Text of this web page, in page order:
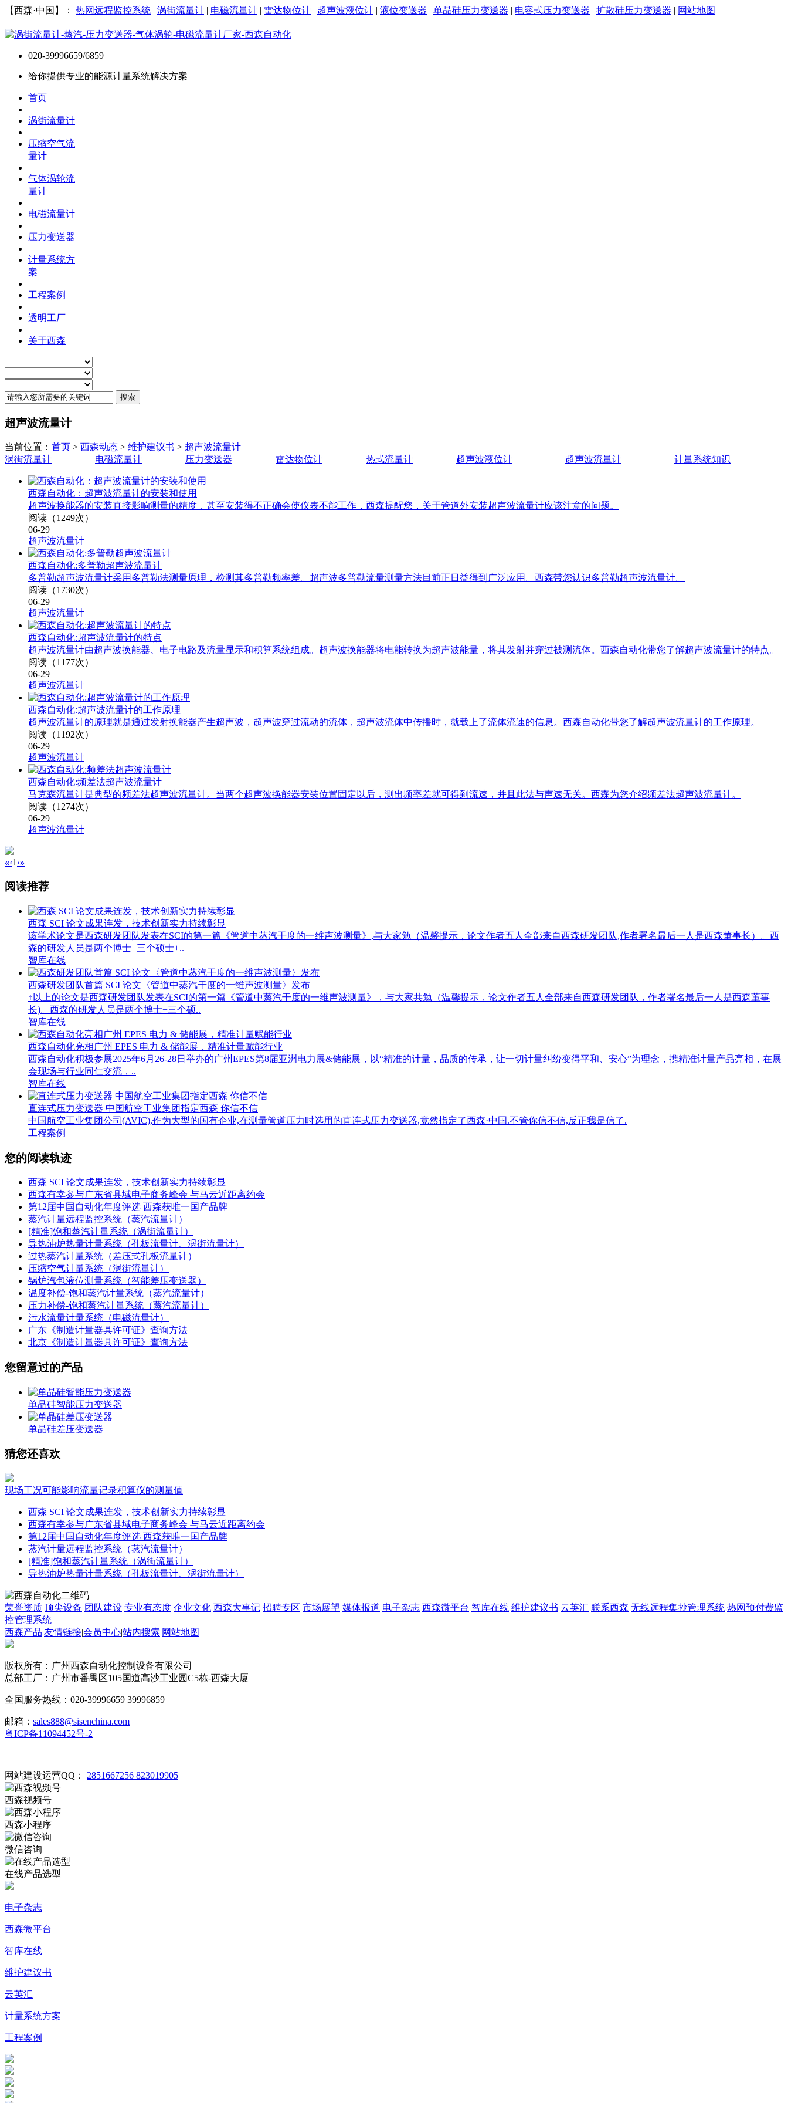
【西森·中国】： 热网远程监控系统 | 涡街流量计 | 电磁流量计 | 雷达物位计 | 超声波液位计 | 液位变送器 | 单晶硅压力变送器 | 电容式压力变送器 | 扩散硅压力变送器 | 网站地图
020-39996659/6859
给你提供专业的能源计量系统解决方案
首页
涡街流量计
压缩空气流
量计
气体涡轮流
量计
电磁流量计
压力变送器
计量系统方
案
工程案例
透明工厂
关于西森
超声波流量计
当前位置： 首页 > 西森动态 > 维护建议书 > 超声波流量计
涡街流量计
电磁流量计 压力变送器 雷达物位计 热式流量计 超声波液位计 超声波流量计 计量系统知识
西森自动化：超声波流量计的安装和使用
超声波换能器的安装直接影响测量的精度，甚至安装得不正确会使仪表不能工作，西森提醒您，关于管道外安装超声波流量计应该注意的问题。
阅读（1249次）
06-29
超声波流量计
西森自动化:多普勒超声波流量计
多普勒超声波流量计采用多普勒法测量原理，检测其多普勒频率差。超声波多普勒流量测量方法目前正日益得到广泛应用。西森带您认识多普勒超声波流量计。
阅读（1730次）
06-29
超声波流量计
西森自动化:超声波流量计的特点
超声波流量计由超声波换能器、电子电路及流量显示和积算系统组成。超声波换能器将电能转换为超声波能量，将其发射并穿过被测流体。西森自动化带您了解超声波流量计的特点。
阅读（1177次）
06-29
超声波流量计
西森自动化:超声波流量计的工作原理
超声波流量计的原理就是通过发射换能器产生超声波，超声波穿过流动的流体，超声波流体中传播时，就载上了流体流速的信息。西森自动化带您了解超声波流量计的工作原理。
阅读（1192次）
06-29
超声波流量计
西森自动化:频差法超声波流量计
马克森流量计是典型的频差法超声波流量计。当两个超声波换能器安装位置固定以后，测出频率差就可得到流速，并且此法与声速无关。西森为您介绍频差法超声波流量计。
阅读（1274次）
06-29
超声波流量计
«‹1›»
阅读推荐
西森 SCI 论文成果连发，技术创新实力持续彰显
该学术论文是西森研发团队发表在SCI的第一篇《管道中蒸汽干度的一维声波测量》,与大家勉（温馨提示，论文作者五人全部来自西森研发团队,作者署名最后一人是西森董事长）。西
森的研发人员是两个博士+三个硕士+..
智库在线
西森研发团队首篇 SCI 论文〈管道中蒸汽干度的一维声波测量〉发布
↑以上的论文是西森研发团队发表在SCI的第一篇《管道中蒸汽干度的一维声波测量》，与大家共勉（温馨提示，论文作者五人全部来自西森研发团队，作者署名最后一人是西森董事
长)。西森的研发人员是两个博士+三个硕..
智库在线
西森自动化亮相广州 EPES 电力 & 储能展，精准计量赋能行业
西森自动化积极参展2025年6月26-28日举办的广州EPES第8届亚洲电力展&储能展，以“精准的计量，品质的传承，让一切计量纠纷变得平和、安心”为理念，携精准计量产品亮相，在展
会现场与行业同仁交流，..
智库在线
直连式压力变送器 中国航空工业集团指定西森 你信不信
中国航空工业集团公司(AVIC),作为大型的国有企业,在测量管道压力时选用的直连式压力变送器,竟然指定了西森·中国.不管你信不信,反正我是信了.
工程案例
您的阅读轨迹
西森 SCI 论文成果连发，技术创新实力持续彰显
西森有幸参与广东省县域电子商务峰会 与马云近距离约会
第12届中国自动化年度评选 西森获唯一国产品牌
蒸汽计量远程监控系统（蒸汽流量计）
[精准]饱和蒸汽计量系统（涡街流量计）
导热油炉热量计量系统（孔板流量计、涡街流量计）
过热蒸汽计量系统（差压式孔板流量计）
压缩空气计量系统（涡街流量计）
锅炉汽包液位测量系统（智能差压变送器）
温度补偿-饱和蒸汽计量系统（蒸汽流量计）
压力补偿-饱和蒸汽计量系统（蒸汽流量计）
污水流量计量系统（电磁流量计）
广东《制造计量器具许可证》查询方法
北京《制造计量器具许可证》查询方法
您留意过的产品
单晶硅智能压力变送器
单晶硅差压变送器
猜您还喜欢
现场工况可能影响流量记录积算仪的测量值
西森 SCI 论文成果连发，技术创新实力持续彰显
西森有幸参与广东省县域电子商务峰会 与马云近距离约会
第12届中国自动化年度评选 西森获唯一国产品牌
蒸汽计量远程监控系统（蒸汽流量计）
[精准]饱和蒸汽计量系统（涡街流量计）
导热油炉热量计量系统（孔板流量计、涡街流量计）
荣誉资质 顶尖设备 团队建设 专业有态度 企业文化 西森大事记 招聘专区 市场展望 媒体报道 电子杂志 西森微平台 智库在线 维护建议书 云英汇 联系西森 无线远程集抄管理系统 热网预付费监
控管理系统
西森产品|友情链接|会员中心|站内搜索|网站地图
版权所有：广州西森自动化控制设备有限公司
总部工厂：广州市番禺区105国道高沙工业园C5栋-西森大厦
全国服务热线：020-39996659 39996859
邮箱： sales888@sisenchina.com
粤ICP备11094452号-2
网站建设运营QQ： 2851667256 823019905
西森视频号
西森小程序
微信咨询
在线产品选型
电子杂志
西森微平台
智库在线
维护建议书
云英汇
计量系统方案
工程案例